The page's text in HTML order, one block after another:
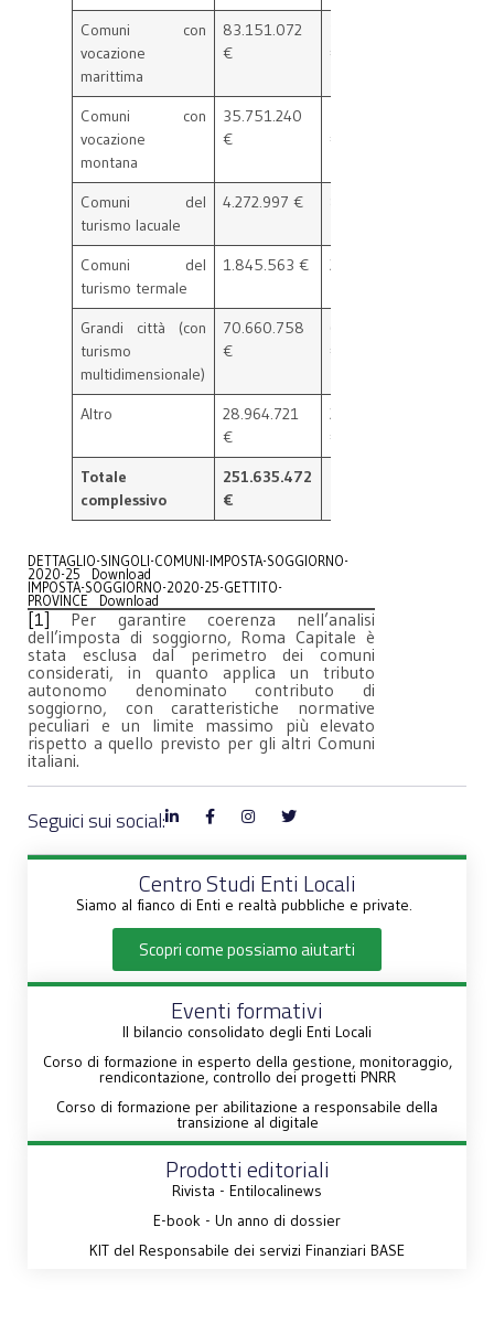
Comuni con
vocazione
marittima
83.151.072
€
€
Comuni con
vocazione
montana
35.751.240
€
€
Comuni del
turismo lacuale
4.272.997 €
Comuni del
turismo termale
1.845.563 € 2.707.181 €
Grandi città (con
turismo
multidimensionale)
70.660.758
€
€
Altro
28.964.721
€
28.961.197
€
Totale
complessivo
251.635.472
€
DETTAGLIO-SINGOLI-COMUNI-IMPOSTA-SOGGIORNO-
2020-25
Download
IMPOSTA-SOGGIORNO-2020-25-GETTITO-
PROVINCE
Download
[1] Per garantire coerenza nell’analisi
dell’imposta di soggiorno, Roma Capitale è
stata esclusa dal perimetro dei comuni
considerati, in quanto applica un tributo
autonomo denominato contributo di
soggiorno, con caratteristiche normative
peculiari e un limite massimo più elevato
rispetto a quello previsto per gli altri Comuni
italiani.
Seguici sui social:
Centro Studi Enti Locali
Siamo al fianco di Enti e realtà pubbliche e private.
Scopri come possiamo aiutarti
Eventi formativi
Il bilancio consolidato degli Enti Locali
Corso di formazione in esperto della gestione, monitoraggio,
rendicontazione, controllo dei progetti PNRR
Corso di formazione per abilitazione a responsabile della
transizione al digitale
Prodotti editoriali
Rivista - Entilocalinews
E-book - Un anno di dossier
KIT del Responsabile dei servizi Finanziari BASE